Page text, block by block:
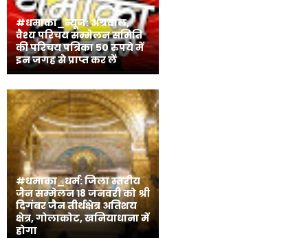
#धमाका_न्यूज: अग्रवाल,
वैश्य परिचय सम्मेलन समिति
की परिचय पत्रिका 50 रुपये में
इन जगह से प्राप्त कर लें
#धमाका_धर्म: जिला स्तरीय
जैन सम्मेलन 18 जनवरी को श्री
दिगंबर जैन तीर्थक्षेत्र अतिशय
क्षेत्र, गोलाकोट, खनियाधाना में
होगा